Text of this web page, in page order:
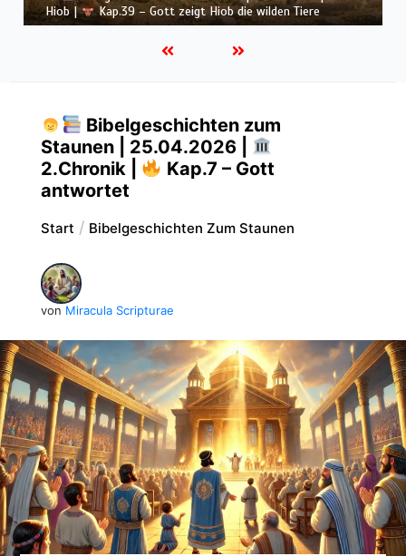
Hiob |
Kap.38 – Gott antwortet aus dem Sturm
Bibelgeschichten zum
Staunen | 25.04.2026 |
2.Chronik |
Kap.7 – Gott
antwortet
Start Bibelgeschichten Zum Staunen
von Miracula Scripturae